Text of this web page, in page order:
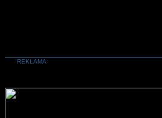
REKLAMA